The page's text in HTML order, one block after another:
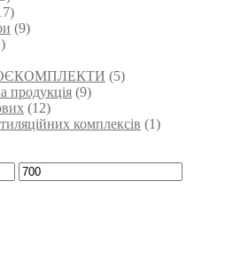
(9)
(5)
продукція (9)
(12)
комплексів (1)
Найбільша
ціна